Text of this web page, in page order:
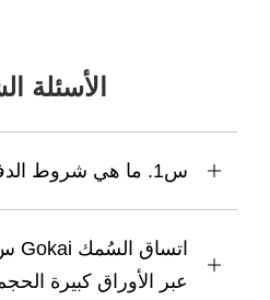
الأسئلة
س1. ما هي شروط الدفع الخاصة بك؟
عبر الأوراق كبيرة